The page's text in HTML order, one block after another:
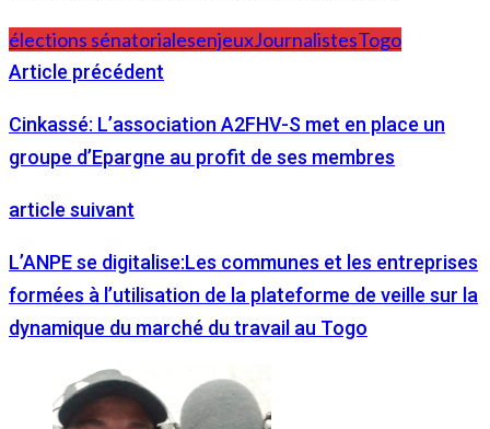
élections sénatorialesenjeuxJournalistesTogo
Article précédent
Cinkassé: L’association A2FHV-S met en place un
groupe d’Epargne au profit de ses membres
article suivant
L’ANPE se digitalise:Les communes et les entreprises
formées à l’utilisation de la plateforme de veille sur la
dynamique du marché du travail au Togo